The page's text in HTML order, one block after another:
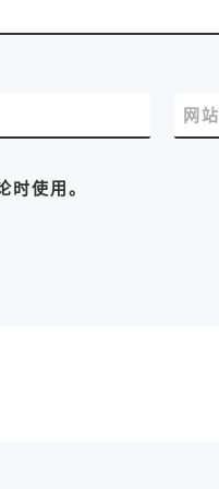
网
使用。